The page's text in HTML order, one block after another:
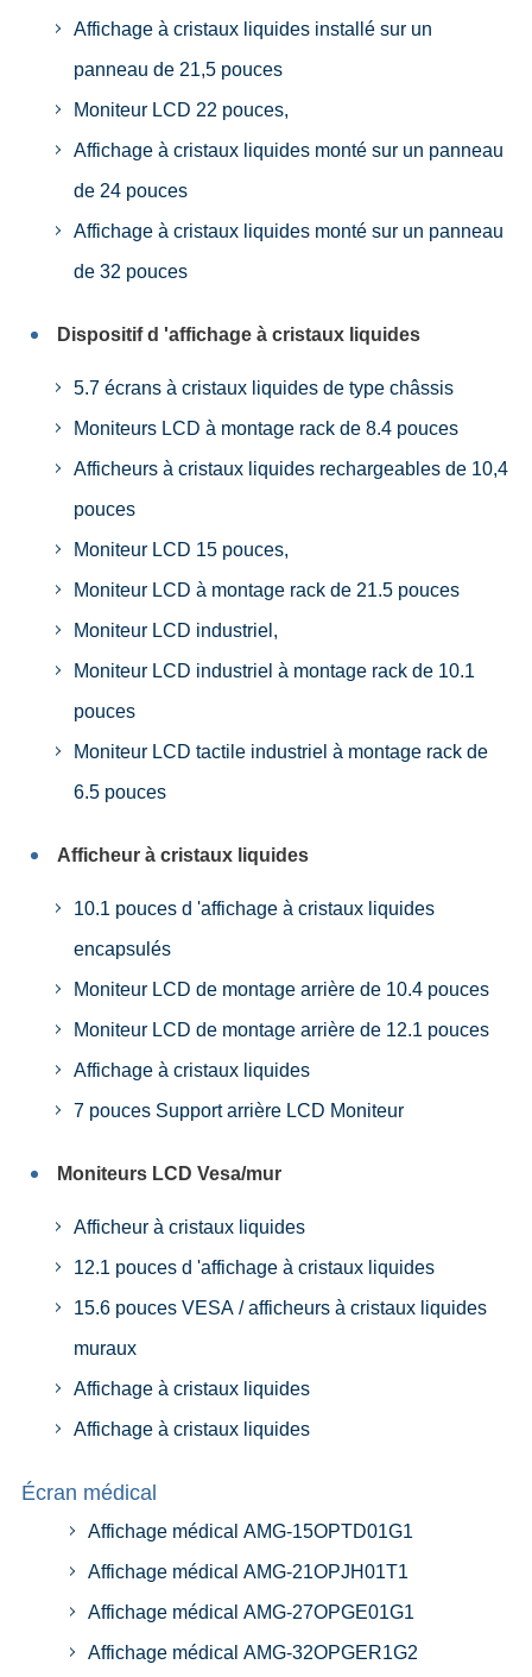
Affichage à cristaux liquides installé sur un
panneau de 21,5 pouces
Moniteur LCD 22 pouces,
Affichage à cristaux liquides monté sur un panneau
de 24 pouces
Affichage à cristaux liquides monté sur un panneau
de 32 pouces
Dispositif d 'affichage à cristaux liquides
5.7 écrans à cristaux liquides de type châssis
Moniteurs LCD à montage rack de 8.4 pouces
Afficheurs à cristaux liquides rechargeables de 10,4
pouces
Moniteur LCD 15 pouces,
Moniteur LCD à montage rack de 21.5 pouces
Moniteur LCD industriel,
Moniteur LCD industriel à montage rack de 10.1
pouces
Moniteur LCD tactile industriel à montage rack de
6.5 pouces
Afficheur à cristaux liquides
10.1 pouces d 'affichage à cristaux liquides
encapsulés
Moniteur LCD de montage arrière de 10.4 pouces
Moniteur LCD de montage arrière de 12.1 pouces
Affichage à cristaux liquides
7 pouces Support arrière LCD Moniteur
Moniteurs LCD Vesa/mur
Afficheur à cristaux liquides
12.1 pouces d 'affichage à cristaux liquides
15.6 pouces VESA / afficheurs à cristaux liquides
muraux
Affichage à cristaux liquides
Affichage à cristaux liquides
Écran médical
Affichage médical AMG-15OPTD01G1
Affichage médical AMG-21OPJH01T1
Affichage médical AMG-27OPGE01G1
Affichage médical AMG-32OPGER1G2